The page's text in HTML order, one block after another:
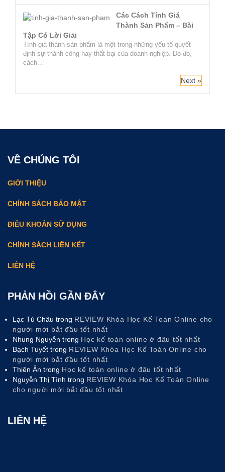
Các Cách Tính Giá
Thành Sản Phẩm – Bài
Tập Có Lời Giải
Tính giá thành sản phẩm là một trong những yếu tố quyết
định sự thành công hay thất bại của doanh nghiệp. Do đó,
cách...
Next »
VỀ CHÚNG TÔI
GIỚI THIỆU
CHÍNH SÁCH BẢO MẬT
ĐIỀU KHOẢN SỬ DỤNG
CHÍNH SÁCH LIÊN KẾT
LIÊN HỆ
PHẢN HỒI GẦN ĐÂY
Lạc Tú Châu trong REVIEW Khóa Học Kế Toán Online cho
người mới bắt đầu tốt nhất
Nhung Nguyễn trong Học kế toán online ở đâu tốt nhất
Bạch Tuyết trong REVIEW Khóa Học Kế Toán Online cho
người mới bắt đầu tốt nhất
Thiên Ân trong Học kế toán online ở đâu tốt nhất
Nguyễn Thị Tình trong REVIEW Khóa Học Kế Toán Online
cho người mới bắt đầu tốt nhất
LIÊN HỆ